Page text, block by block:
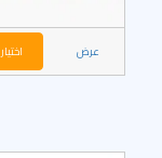
عرض اختيار